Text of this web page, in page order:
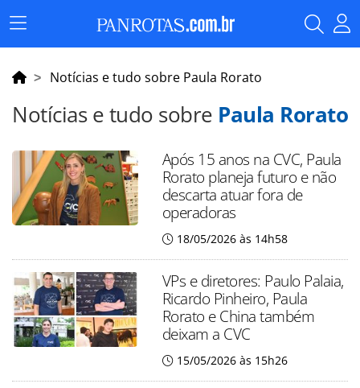
Menu
Principal
Notícias e tudo sobre Paula Rorato
Notícias e tudo sobre Paula Rorato
Após 15 anos na CVC, Paula
Rorato planeja futuro e não
descarta atuar fora de
operadoras
18/05/2026 às 14h58
VPs e diretores: Paulo Palaia,
Ricardo Pinheiro, Paula
Rorato e China também
deixam a CVC
15/05/2026 às 15h26